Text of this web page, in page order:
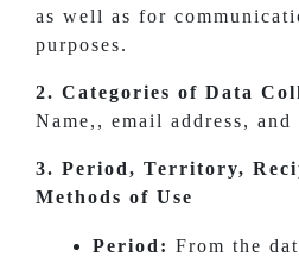
as well as for
purposes.
2. Categories of Data
Name,, email address, and
3. Period, Territory,
Methods of Use
Period: From the